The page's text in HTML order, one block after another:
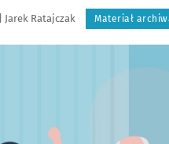
Autor:
Jarek Ratajczak Materiał